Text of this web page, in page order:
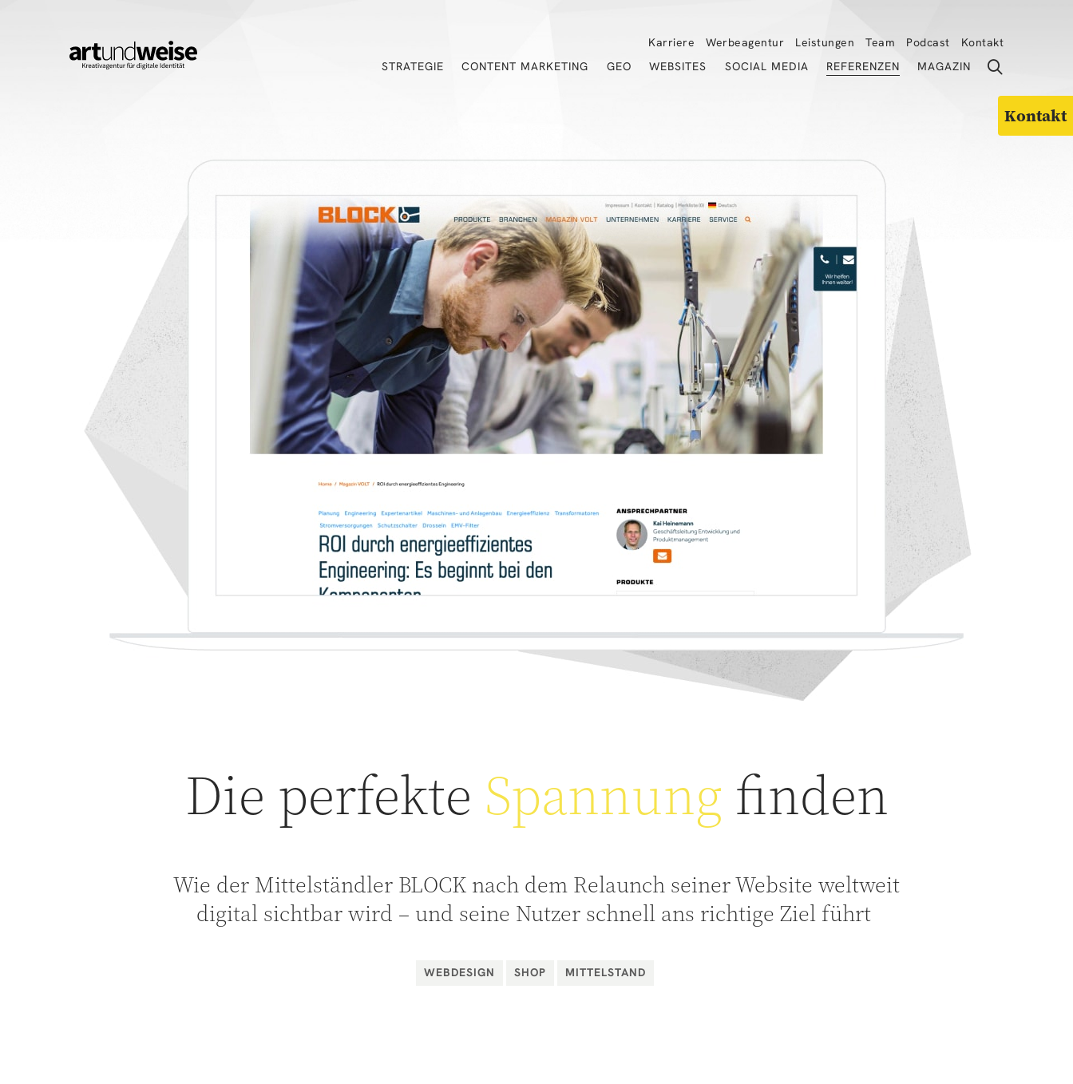
Karriere Werbeagentur Leistungen Team Podcast
Kontakt
STRATEGIE
CONTENT MARKETING GEO WEBSITES SOCIAL MEDIA REFERENZEN MAGAZIN
Die perfekte Spannung finden
Wie der Mittelständler BLOCK nach dem Relaunch seiner Website weltweit
digital sichtbar wird – und seine Nutzer schnell ans richtige Ziel führt
WEBDESIGN SHOP MITTELSTAND
Kontakt